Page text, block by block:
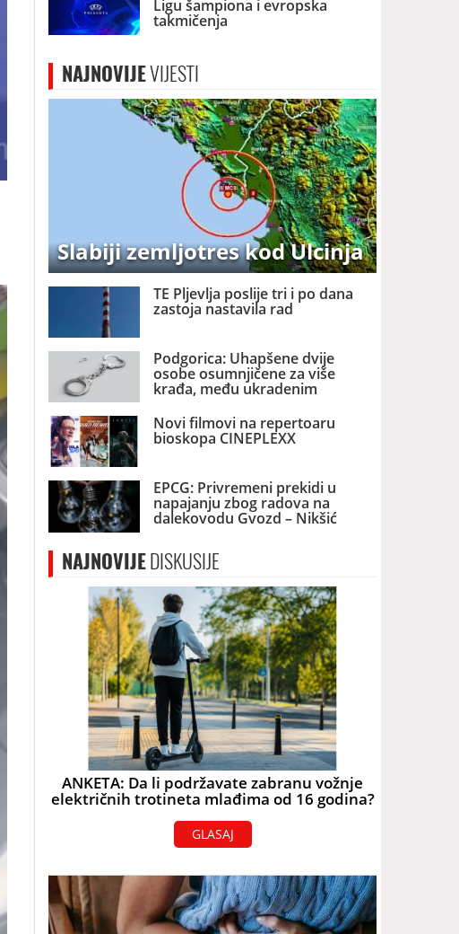
Ligu šampiona i evropska
takmičenja
NAJNOVIJEVIJESTI
Slabiji zemljotres kod Ulcinja
TE Pljevlja poslije tri i po dana
zastoja nastavila rad
Podgorica: Uhapšene dvije
osobe osumnjičene za više
krađa, među ukradenim
eura
Novi filmovi na repertoaru
bioskopa CINEPLEXX
EPCG: Privremeni prekidi u
napajanju zbog radova na
dalekovodu Gvozd – Nikšić
NAJNOVIJEDISKUSIJE
ANKETA: Da li podržavate zabranu vožnje
električnih trotineta mlađima od 16 godina?
GLASAJ